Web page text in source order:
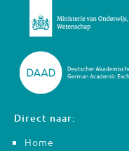
Direct naar:
Home